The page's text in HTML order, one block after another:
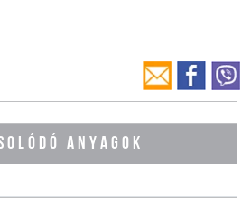
ANYAGOK